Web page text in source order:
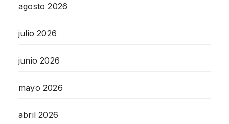
agosto 2026
julio 2026
junio 2026
mayo 2026
abril 2026